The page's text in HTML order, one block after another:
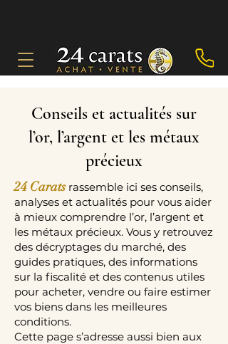
Conseils et actualités sur
l’or, l’argent et les métaux
précieux
24 Caratsrassemble ici ses conseils,
analyses et actualités pour vous aider
à mieux comprendre l’or, l’argent et
les métaux précieux. Vous y retrouvez
des décryptages du marché, des
guides pratiques, des informations
sur la fiscalité et des contenus utiles
pour acheter, vendre ou faire estimer
vos biens dans les meilleures
conditions.
Cette page s’adresse aussi bien aux